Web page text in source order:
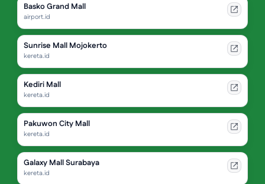
Basko Grand Mall
airport.id
Sunrise Mall Mojokerto
kereta.id
Kediri Mall
kereta.id
Pakuwon City Mall
kereta.id
Galaxy Mall Surabaya
kereta.id